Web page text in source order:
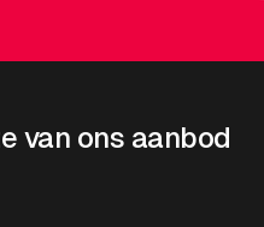
van ons aanbod